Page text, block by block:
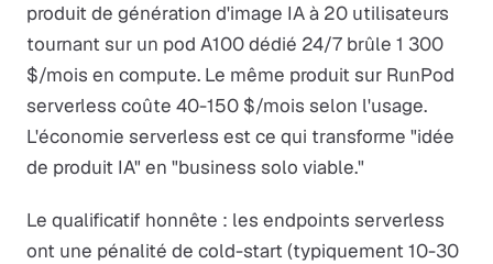
produit de génération d'image IA à 20 utilisateurs
tournant sur un pod A100 dédié 24/7 brûle 1 300
$/mois en compute. Le même produit sur RunPod
serverless coûte 40-150 $/mois selon l'usage.
L'économie serverless est ce qui transforme "idée
de produit IA" en "business solo viable."
Le qualificatif honnête : les endpoints serverless
ont une pénalité de cold-start (typiquement 10-30